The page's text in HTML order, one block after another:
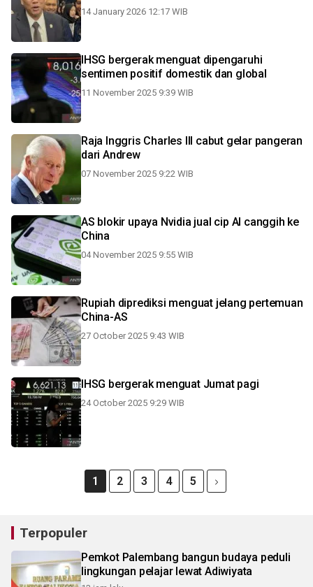
14 January 2026 12:17 WIB
IHSG bergerak menguat dipengaruhi
sentimen positif domestik dan global
11 November 2025 9:39 WIB
Raja Inggris Charles III cabut gelar pangeran
dari Andrew
07 November 2025 9:22 WIB
AS blokir upaya Nvidia jual cip AI canggih ke
China
04 November 2025 9:55 WIB
Rupiah diprediksi menguat jelang pertemuan
China-AS
27 October 2025 9:43 WIB
IHSG bergerak menguat Jumat pagi
24 October 2025 9:29 WIB
1 2 3 4 5
Terpopuler
Pemkot Palembang bangun budaya peduli
lingkungan pelajar lewat Adiwiyata